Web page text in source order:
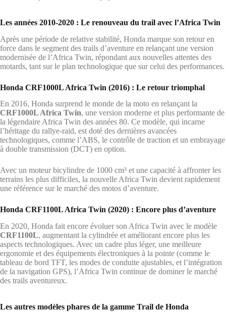
Les années 2010-2020 : Le renouveau du trail avec l’Africa Twin
Après une période de relative stabilité, Honda marque son retour en
force dans le segment des trails d’aventure en relançant une version
modernisée de l’Africa Twin, répondant aux nouvelles attentes des
motards, tant sur le plan technologique que sur celui des performances.
Honda CRF1000L Africa Twin (2016) : Le retour triomphal
En 2016, Honda surprend le monde de la moto en relançant la
CRF1000L Africa Twin, une version moderne et plus performante de
la légendaire Africa Twin des années 80. Ce modèle, qui incarne
l’héritage du rallye-raid, est doté des dernières avancées
technologiques, comme l’ABS, le contrôle de traction et un embrayage
à double transmission (DCT) en option.
Avec un moteur bicylindre de 1000 cm³ et une capacité à affronter les
terrains les plus difficiles, la nouvelle Africa Twin devient rapidement
une référence sur le marché des motos d’aventure.
Honda CRF1100L Africa Twin (2020) : Encore plus d’aventure
En 2020, Honda fait encore évoluer son Africa Twin avec le modèle
CRF1100L, augmentant la cylindrée et améliorant encore plus les
aspects technologiques. Avec un cadre plus léger, une meilleure
ergonomie et des équipements électroniques à la pointe (comme le
tableau de bord TFT, les modes de conduite ajustables, et l’intégration
de la navigation GPS), l’Africa Twin continue de dominer le marché
des trails aventureux.
Les autres modèles phares de la gamme Trail de Honda